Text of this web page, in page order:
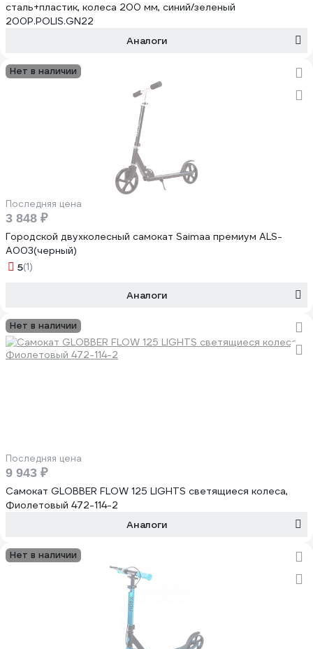
сталь+пластик, колеса 200 мм, синий/зеленый
200P.POLIS.GN22
Аналоги
Нет в наличии
Последняя цена
3 848 ₽
Городской двухколесный самокат Saimaa премиум ALS-
A003(черный)
5(1)
Аналоги
Нет в наличии
Последняя цена
9 943 ₽
Самокат GLOBBER FLOW 125 LIGHTS светящиеся колеса,
Фиолетовый 472-114-2
Аналоги
Нет в наличии